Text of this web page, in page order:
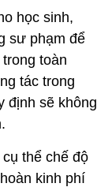
học sinh,
sư phạm để
toàn
tác trong
định sẽ không
thể chế độ
kinh phí